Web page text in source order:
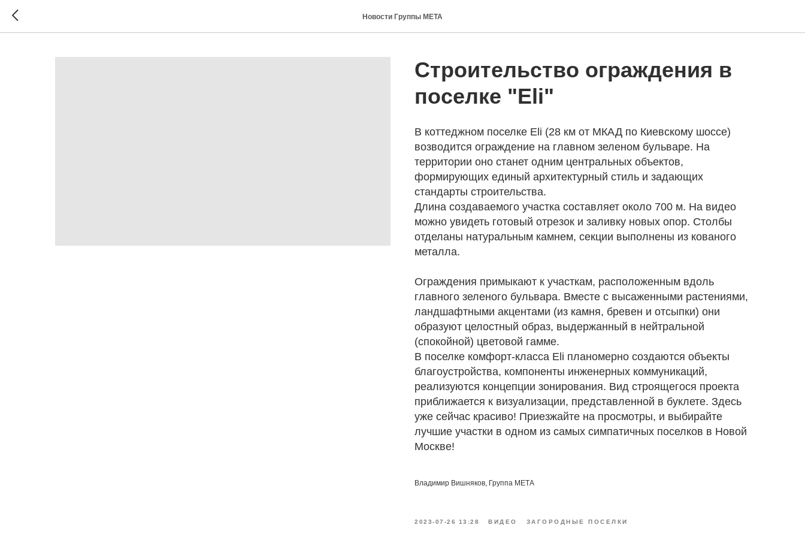
Новости Группы МЕТА
Строительство ограждения в
поселке "Eli"
В коттеджном поселке Eli (28 км от МКАД по Киевскому шоссе)
возводится ограждение на главном зеленом бульваре. На
территории оно станет одним центральных объектов,
формирующих единый архитектурный стиль и задающих
стандарты строительства.
Длина создаваемого участка составляет около 700 м. На видео
можно увидеть готовый отрезок и заливку новых опор. Столбы
отделаны натуральным камнем, секции выполнены из кованого
металла.
Ограждения примыкают к участкам, расположенным вдоль
главного зеленого бульвара. Вместе с высаженными растениями,
ландшафтными акцентами (из камня, бревен и отсыпки) они
образуют целостный образ, выдержанный в нейтральной
(спокойной) цветовой гамме.
В поселке комфорт-класса Eli планомерно создаются объекты
благоустройства, компоненты инженерных коммуникаций,
реализуются концепции зонирования. Вид строящегося проекта
приближается к визуализации, представленной в буклете. Здесь
уже сейчас красиво! Приезжайте на просмотры, и выбирайте
лучшие участки в одном из самых симпатичных поселков в Новой
Москве!
Владимир Вишняков, Группа МЕТА
2023-07-26 13:28 ВИДЕО ЗАГОРОДНЫЕ ПОСЕЛКИ